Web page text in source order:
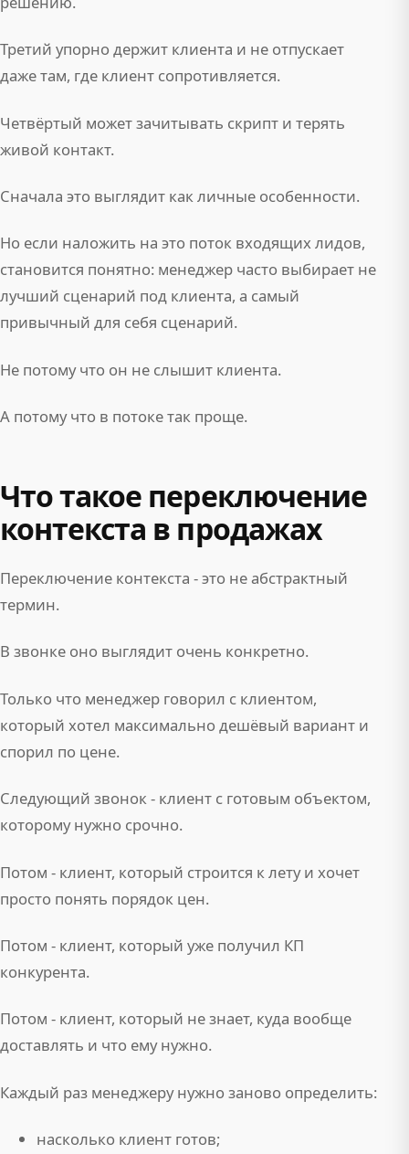
Третий упорно держит клиента и не отпускает
даже там, где клиент сопротивляется.
Четвёртый может зачитывать скрипт и терять
живой контакт.
Сначала это выглядит как личные особенности.
Но если наложить на это поток входящих лидов,
становится понятно: менеджер часто выбирает не
лучший сценарий под клиента, а самый
привычный для себя сценарий.
Не потому что он не слышит клиента.
А потому что в потоке так проще.
Что такое переключение
контекста в продажах
Переключение контекста - это не абстрактный
термин.
В звонке оно выглядит очень конкретно.
Только что менеджер говорил с клиентом,
который хотел максимально дешёвый вариант и
спорил по цене.
Следующий звонок - клиент с готовым объектом,
которому нужно срочно.
Потом - клиент, который строится к лету и хочет
просто понять порядок цен.
Потом - клиент, который уже получил КП
конкурента.
Потом - клиент, который не знает, куда вообще
доставлять и что ему нужно.
Каждый раз менеджеру нужно заново определить:
насколько клиент готов;